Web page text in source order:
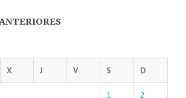
X J V S D
1 2